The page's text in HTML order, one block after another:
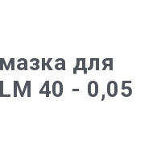
для
40 - 0,05